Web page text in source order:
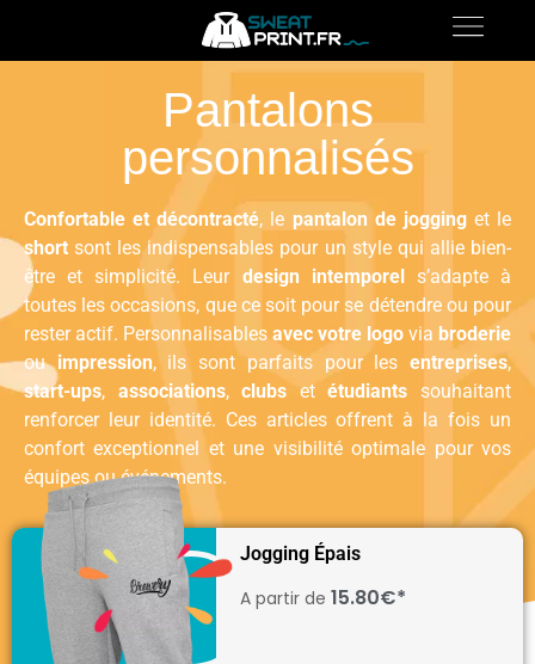
Pantalons
personnalisés
Confortable et décontracté, le pantalon de jogginget le
short sont les indispensables pour un style qui allie bien-
être et simplicité. Leur design intemporel
s’adapte à
toutes les occasions, que ce soit pour se détendre ou pour
rester actif. Personnalisablesavec votre logo via broderie
ouimpression, ils sont parfaits pour lesentreprises,
start-ups, associations,clubs etétudiants souhaitant
renforcer leur identité. Ces articles offrent à la fois un
confort exceptionnel et une visibilité optimale pour vos
équipes ou événements.
Jogging Épais
A partir de15.80€*